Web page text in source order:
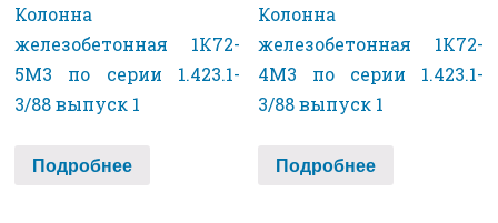
Колонна
железобетонная 1К72-
5М3 по серии 1.423.1-
3/88 выпуск 1
Подробнее
Колонна
железобетонная 1К72-
4М3 по серии 1.423.1-
3/88 выпуск 1
Подробнее